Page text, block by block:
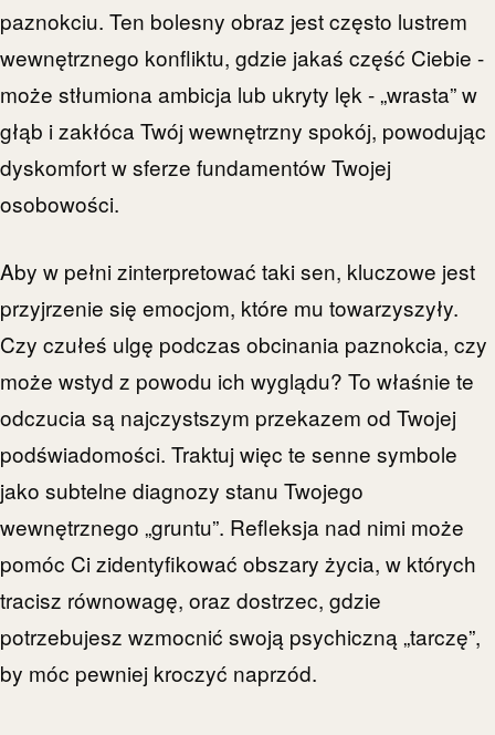
paznokciu. Ten bolesny obraz jest często lustrem
wewnętrznego konfliktu, gdzie jakaś część Ciebie -
może stłumiona ambicja lub ukryty lęk - „wrasta” w
głąb i zakłóca Twój wewnętrzny spokój, powodując
dyskomfort w sferze fundamentów Twojej
osobowości.
Aby w pełni zinterpretować taki sen, kluczowe jest
przyjrzenie się emocjom, które mu towarzyszyły.
Czy czułeś ulgę podczas obcinania paznokcia, czy
może wstyd z powodu ich wyglądu? To właśnie te
odczucia są najczystszym przekazem od Twojej
podświadomości. Traktuj więc te senne symbole
jako subtelne diagnozy stanu Twojego
wewnętrznego „gruntu”. Refleksja nad nimi może
pomóc Ci zidentyfikować obszary życia, w których
tracisz równowagę, oraz dostrzec, gdzie
potrzebujesz wzmocnić swoją psychiczną „tarczę”,
by móc pewniej kroczyć naprzód.